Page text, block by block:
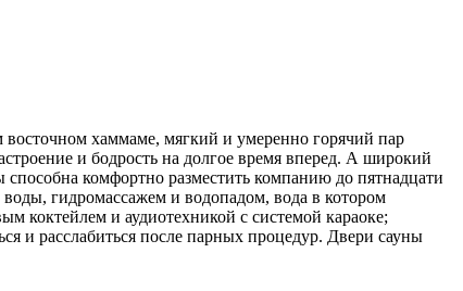
восточном хаммаме, мягкий и умеренно горячий пар
и бодрость на долгое время вперед. А широкий
комфортно разместить компанию до пятнадцати
гидромассажем и водопадом, вода в котором
коктейлем и аудиотехникой с системой караоке;
и расслабиться после парных процедур. Двери сауны